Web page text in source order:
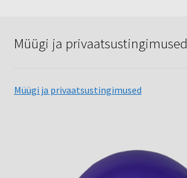
Müügi ja privaatsustingimused
Müügi ja privaatsustingimused